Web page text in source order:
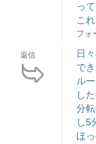
っ
こ
フォ
返信
日
で
ル
し
分
し5
ほ